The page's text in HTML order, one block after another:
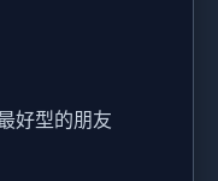
好型的朋友